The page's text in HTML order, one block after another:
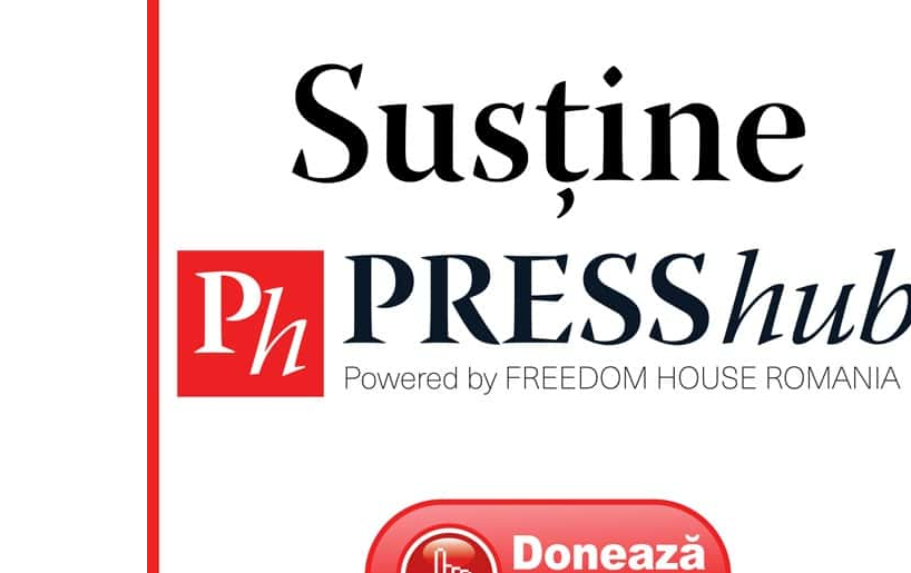
Un proiect
FREEDOM HOUSE
ROMÂNIA
PRESShub
Despre noi / Echipa
Proiecte editoriale
Contact